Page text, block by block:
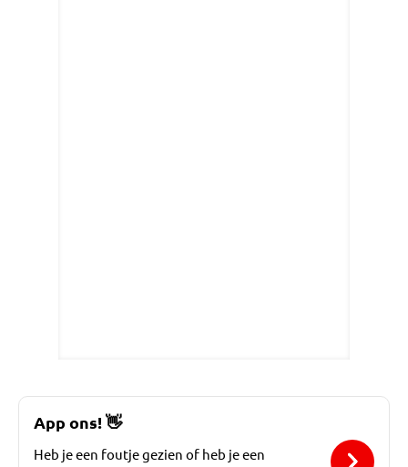
App ons!👋
Heb je een foutje gezien of heb je een